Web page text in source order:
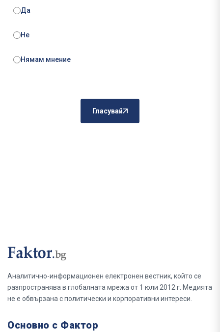
Да
Не
Нямам мнение
Гласувай
Аналитично-информационен електронен вестник, който се
разпространява в глобалната мрежа от 1 юли 2012 г. Медията
не е обвързана с политически и корпоративни интереси.
Основно с Фактор